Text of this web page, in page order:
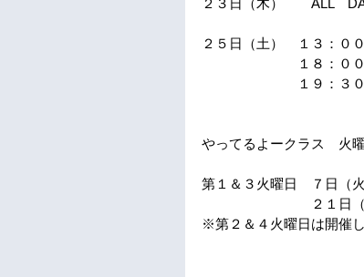
２５日（土）　１３：０
１８：００－
１９：３０－　
やってるよークラス　火
第１＆３火曜日　７日（
２１日（火）１
※第２＆４火曜日は開催